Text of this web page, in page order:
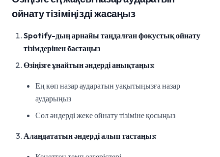
ойнату тізіміңізді жасаңыз
Spotify-дың арнайы таңдалған фокустық ойнату
тізімдерінен бастаңыз
Өзіңізге ұнайтын әндерді анықтаңыз:
Ең көп назар аударатын уақытыңызға назар
аударыңыз
Сол әндерді жеке ойнату тізіміне қосыңыз
Алаңдататын әндерді алып тастаңыз: